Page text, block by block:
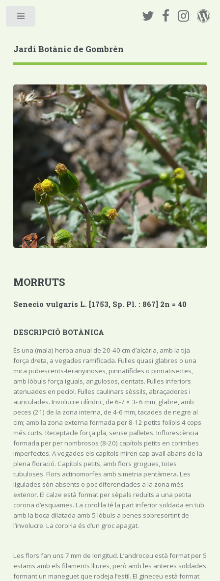
Jardí Botànic de Gombrèn
MORRUTS
Senecio vulgaris L. [1753, Sp. Pl. : 867] 2n = 40
DESCRIPCIÓ BOTÀNICA
És una (mala) herba anual de 20-40 cm d’alçària, amb la tija
força dreta, a vegades ramificada. Fulles quasi glabres o una
mica pubescents-teranyinoses, pinnatífides o pinnatisectes,
amb lòbuls força iguals, angulosos, dentats. Fulles inferiors
atenuades en pecíol. Fulles caulinars sèssils, abraçadores i
auriculades. Involucre cilíndric, de 6-7 × 3- 6 mm, glabre, amb
peces (21) de la zona interna, de 4-6 mm, tacades de negre al
cim; amb la zona externa formada per 8-12 petits folíols 4 cops
més curts. Receptacle força pla, sense palletes. Inflorescència
formada per per nombrosos (8-20) capítols petits en corimbes
imperfectes. A vegades els capítols miren cap avall abans de la
plena floració. Capítols petits, amb flors grogues, totes
tubuloses. Flors actinomorfes amb simetria pentàmera. Les
ligulades són absents o poc diferenciades a la zona més
exterior. El calze està format per sèpals reduïts a una petita
corona d’esquames. La corol·la té la part inferior soldada en tub
amb la boca dilatada amb 5 lòbuls a penes sobresortint de
l’involucre. La corol·la és d’un groc apagat.
Les flors fan uns 7 mm de longitud. L’androceu està format per 5
estams amb els filaments lliures, però amb les anteres soldades
formant un maneguet que rodeja l’estil. El gineceu està format